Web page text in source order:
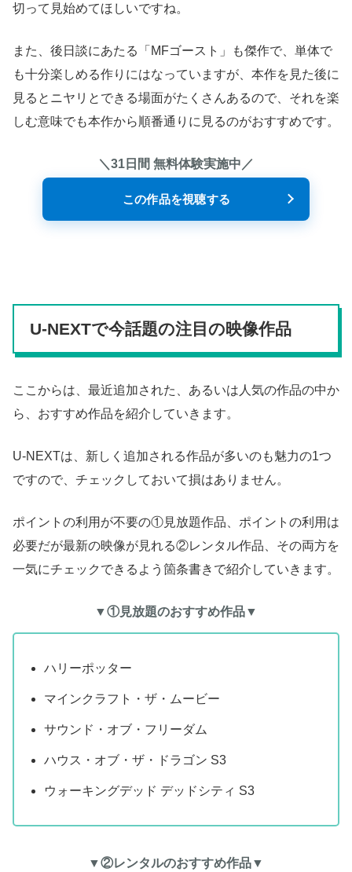
切って見始めてほしいですね。
また、後日談にあたる「MFゴースト」も傑作で、単体で
も十分楽しめる作りにはなっていますが、本作を見た後に
見るとニヤリとできる場面がたくさんあるので、それを楽
しむ意味でも本作から順番通りに見るのがおすすめです。
＼31日間 無料体験実施中／
この作品を視聴する
U-NEXTで今話題の注目の映像作品
ここからは、最近追加された、あるいは人気の作品の中か
ら、おすすめ作品を紹介していきます。
U-NEXTは、新しく追加される作品が多いのも魅力の1つ
ですので、チェックしておいて損はありません。
ポイントの利用が不要の①見放題作品、ポイントの利用は
必要だが最新の映像が見れる②レンタル作品、その両方を
一気にチェックできるよう箇条書きで紹介していきます。
▼①見放題のおすすめ作品▼
ハリーポッター
マインクラフト・ザ・ムービー
サウンド・オブ・フリーダム
ハウス・オブ・ザ・ドラゴン S3
ウォーキングデッド デッドシティ S3
▼②レンタルのおすすめ作品▼